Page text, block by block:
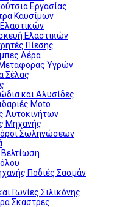
Εργασίας
Καυσίμων
Ελαστικών
Πίεσης
Αέρα
Μεταφοράς Υγρών
Σέλας
και Αλυσίδες
Moto
Αυτοκινήτων
Μηχανής
Σωληνώσεων
Ποδιές Σασμάν
Γωνίες Σιλικόνης
Σκάστρες